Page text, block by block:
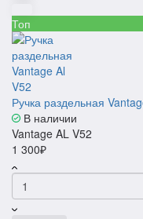
Топ
Ручка раздельная
В наличии
Vantage AL V52
1 300₽